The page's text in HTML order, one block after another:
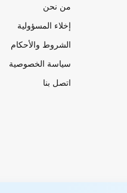
من نحن
إخلاء المسؤولية
الشروط والأحكام
سياسة الخصوصية
اتصل بنا